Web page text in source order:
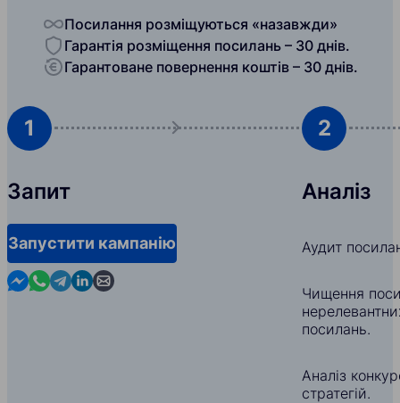
Посилання розміщуються «назавжди»
Гарантія розміщення посилань – 30 днів.
Гарантоване повернення коштів – 30 днів.
1
Запит
Запустити кампанію
Contact us in Messenger
Contact us in WhatsApp
Contact us in Telegram
Contact us in Linkedin
Contact us by email
2
Аналіз
Аудит
Чищення
посилань.
Аналіз
стратегій.